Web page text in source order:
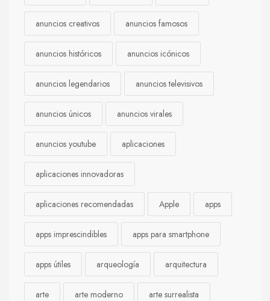
anuncios creativos anuncios famosos
anuncios históricos anuncios icónicos
anuncios legendarios anuncios televisivos
anuncios únicos anuncios virales
anuncios youtube aplicaciones
aplicaciones innovadoras
aplicaciones recomendadas Apple apps
apps imprescindibles apps para smartphone
apps útiles arqueología arquitectura
arte arte moderno arte surrealista